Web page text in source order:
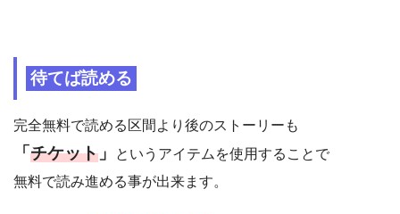
待てば読める
完全無料で読める区間より後のストーリーも
「チケット 」
というアイテムを使用することで
無料で読み進める事が出来ます。